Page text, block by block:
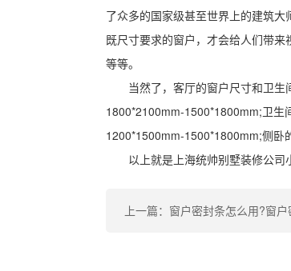
了众多的国家级甚至世界上的建筑
既尺寸要求的窗户，才会给人们带
等等。
当然了，客厅的窗户尺寸和卫
1800*2100mm-1500*1800mm;卫生
1200*1500mm-1500*1800mm;侧卧
以上就是上海统帅别墅装修公司